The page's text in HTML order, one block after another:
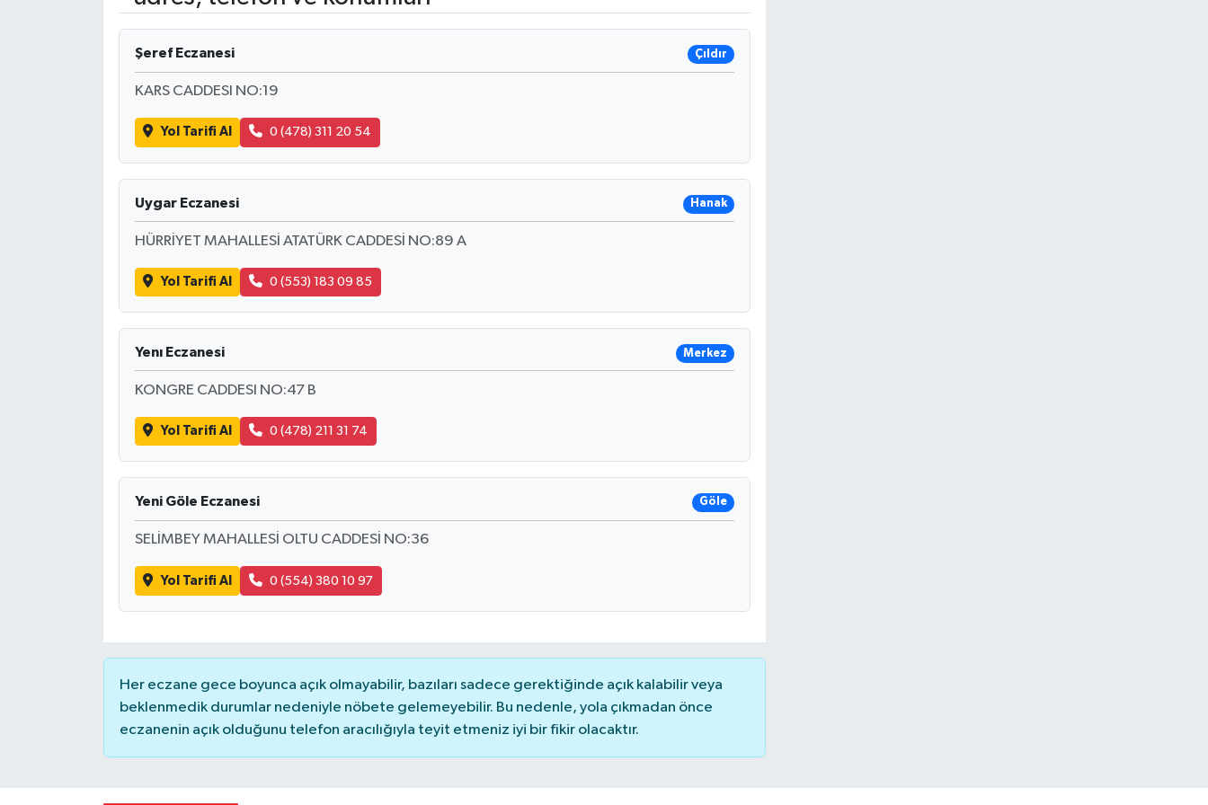
Şeref Eczanesi Çıldır
KARS CADDESI NO:19
Yol Tarifi Al 0 (478) 311 20 54
Uygar Eczanesi Hanak
HÜRRİYET MAHALLESİ ATATÜRK CADDESİ NO:89 A
Yol Tarifi Al 0 (553) 183 09 85
Yenı Eczanesi Merkez
KONGRE CADDESI NO:47 B
Yol Tarifi Al 0 (478) 211 31 74
Yeni Göle Eczanesi Göle
SELİMBEY MAHALLESİ OLTU CADDESİ NO:36
Yol Tarifi Al 0 (554) 380 10 97
Her eczane gece boyunca açık olmayabilir, bazıları sadece gerektiğinde açık kalabilir veya
beklenmedik durumlar nedeniyle nöbete gelemeyebilir. Bu nedenle, yola çıkmadan önce
eczanenin açık olduğunu telefon aracılığıyla teyit etmeniz iyi bir fikir olacaktır.
Resmi ilanlar